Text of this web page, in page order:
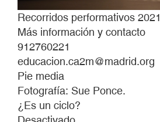
Recorridos performativos 2021
Más información y contacto
912760221
educacion.ca2m@madrid.org
Pie media
Fotografía: Sue Ponce.
¿Es un ciclo?